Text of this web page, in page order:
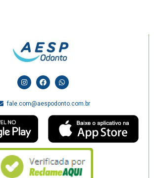
fale.com@aespodonto.com.br